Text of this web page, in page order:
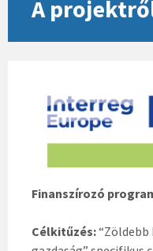
A
Finanszírozó
Célkitűzés:“Zöldebb